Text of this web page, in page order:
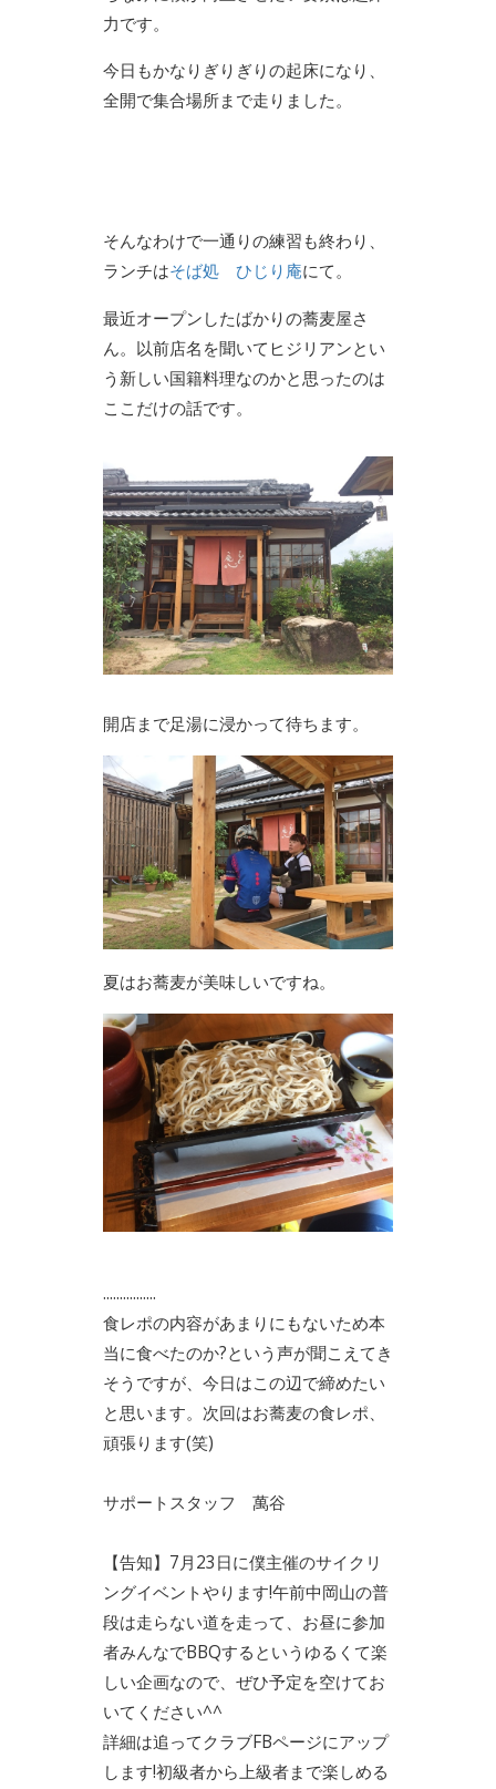
力です。
今日もかなりぎりぎりの起床になり、
全開で集合場所まで走りました。
そんなわけで一通りの練習も終わり、
ランチはそば処 ひじり庵にて。
最近オープンしたばかりの蕎麦屋さ
ん。以前店名を聞いてヒジリアンとい
う新しい国籍料理なのかと思ったのは
ここだけの話です。
開店まで足湯に浸かって待ちます。
夏はお蕎麦が美味しいですね。
................
食レポの内容があまりにもないため本
当に食べたのか?という声が聞こえてき
そうですが、今日はこの辺で締めたい
と思います。次回はお蕎麦の食レポ、
頑張ります(笑)
サポートスタッフ 萬谷
【告知】7月23日に僕主催のサイクリ
ングイベントやります!午前中岡山の普
段は走らない道を走って、お昼に参加
者みんなでBBQするというゆるくて楽
しい企画なので、ぜひ予定を空けてお
いてください^^
詳細は追ってクラブFBページにアップ
します!初級者から上級者まで楽しめる